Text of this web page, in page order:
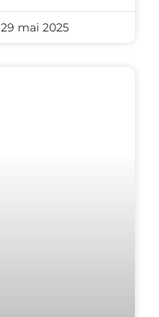
29 mai 2025